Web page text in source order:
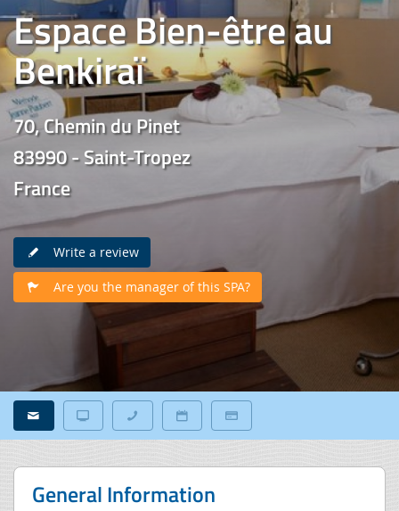
Espace Bien-être au
Benkiraï
70, Chemin du Pinet
83990 - Saint-Tropez
France
Write a review
Are you the manager of this SPA?
General Information